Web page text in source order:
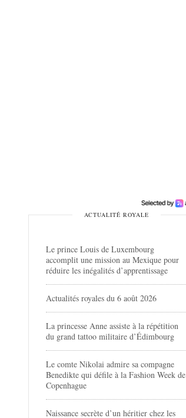
ACTUALITÉ ROYALE
Le prince Louis de Luxembourg
accomplit une mission au Mexique pour
réduire les inégalités d’apprentissage
Actualités royales du 6 août 2026
La princesse Anne assiste à la répétition
du grand tattoo militaire d’Édimbourg
Le comte Nikolai admire sa compagne
Benedikte qui défile à la Fashion Week de
Copenhague
Naissance secrète d’un héritier chez les